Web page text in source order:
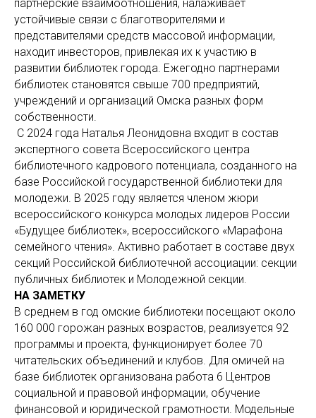
партнерские взаимоотношения, налаживает
устойчивые связи с благотворителями и
представителями средств массовой информации,
находит инвесторов, привлекая их к участию в
развитии библиотек города. Ежегодно партнерами
библиотек становятся свыше 700 предприятий,
учреждений и организаций Омска разных форм
собственности.
С 2024 года Наталья Леонидовна входит в состав
экспертного совета Всероссийского центра
библиотечного кадрового потенциала, созданного на
базе Российской государственной библиотеки для
молодежи. В 2025 году является членом жюри
всероссийского конкурса молодых лидеров России
«Будущее библиотек», всероссийского «Марафона
семейного чтения». Активно работает в составе двух
секций Российской библиотечной ассоциации: секции
публичных библиотек и Молодежной секции.
НА ЗАМЕТКУ
В среднем в год омские библиотеки посещают около
160 000 горожан разных возрастов, реализуется 92
программы и проекта, функционирует более 70
читательских объединений и клубов. Для омичей на
базе библиотек организована работа 6 Центров
социальной и правовой информации, обучение
финансовой и юридической грамотности. Модельные